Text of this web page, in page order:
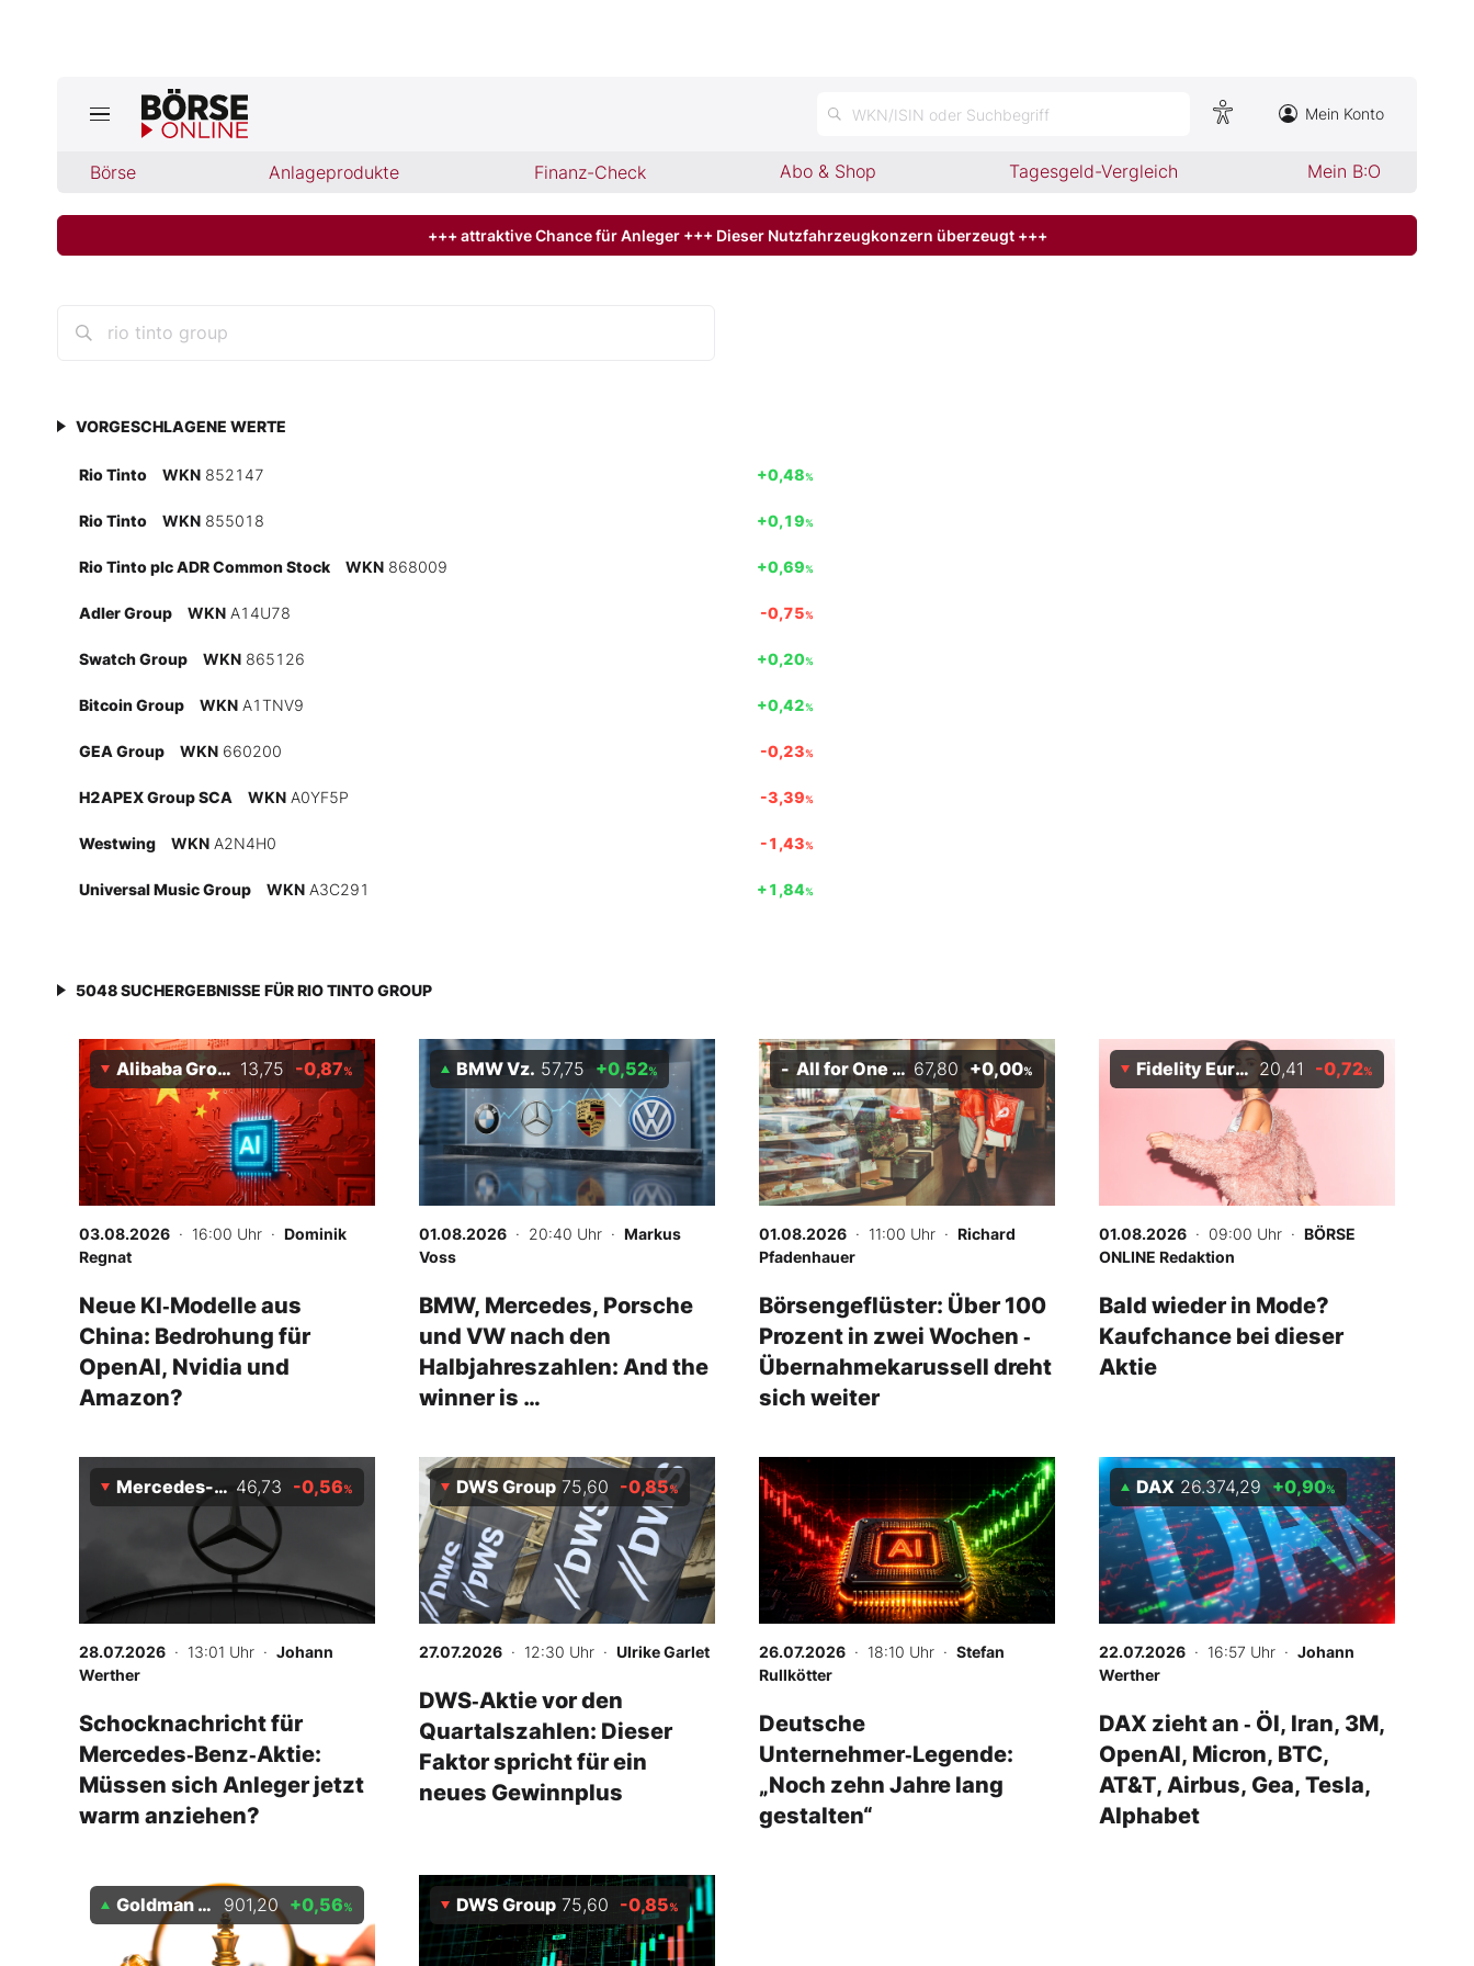
WKN/ISIN oder Suchbegriff Mein Konto
Börse Anlageprodukte Finanz-Check Abo & Shop Tagesgeld-Vergleich Mein B:O
Jetzt aktuelle Ausgabe BÖRSE ONLINE lesen
Finanz-Check
BO-Musterdepots
Experten
Mein B:O
Mein Konto
Kontakt
+++ attraktive Chance für Anleger +++ Dieser Nutzfahrzeugkonzern überzeugt +++
VORGESCHLAGENE WERTE
Rio Tinto WKN 852147 +0,48%
Rio Tinto WKN 855018 +0,19%
Rio Tinto plc ADR Common Stock WKN 868009 +0,69%
Adler Group WKN A14U78 -0,75%
Swatch Group WKN 865126 +0,20%
Bitcoin Group WKN A1TNV9 +0,42%
GEA Group WKN 660200 -0,23%
H2APEX Group SCA WKN A0YF5P -3,39%
Westwing WKN A2N4H0 -1,43%
Universal Music Group WKN A3C291 +1,84%
5048SUCHERGEBNISSE FÜRRIO TINTO GROUP
Alibaba Group Holding Ltd 13,75 -0,87%
03.08.2026 · 16:00 Uhr · Dominik
Regnat
Neue KI‑Modelle aus
China: Bedrohung für
OpenAI, Nvidia und
Amazon?
BMW Vz. 57,75 +0,52%
01.08.2026 · 20:40 Uhr · Markus
Voss
BMW, Mercedes, Porsche
und VW nach den
Halbjahreszahlen: And the
winner is …
All for One Group 67,80 +0,00%
01.08.2026 · 11:00 Uhr · Richard
Pfadenhauer
Börsengeflüster: Über 100
Prozent in zwei Wochen ‑
Übernahmekarussell dreht
sich weiter
Fidelity EuroStoxx 50 20,41 -0,72%
01.08.2026 · 09:00 Uhr · BÖRSE
ONLINE Redaktion
Bald wieder in Mode?
Kaufchance bei dieser
Aktie
Mercedes-Benz 46,73 -0,56%
28.07.2026 · 13:01 Uhr · Johann
Werther
Schocknachricht für
Mercedes‑Benz‑Aktie:
Müssen sich Anleger jetzt
warm anziehen?
DWS Group 75,60 -0,85%
27.07.2026 · 12:30 Uhr · Ulrike Garlet
DWS‑Aktie vor den
Quartalszahlen: Dieser
Faktor spricht für ein
neues Gewinnplus
26.07.2026 · 18:10 Uhr · Stefan
Rullkötter
Deutsche
Unternehmer‑Legende:
„Noch zehn Jahre lang
gestalten“
DAX 26.374,29 +0,90%
22.07.2026 · 16:57 Uhr · Johann
Werther
DAX zieht an ‑ Öl, Iran, 3M,
OpenAI, Micron, BTC,
AT&T, Airbus, Gea, Tesla,
Alphabet
Goldman Sachs 901,20 +0,56% DWS Group 75,60 -0,85%